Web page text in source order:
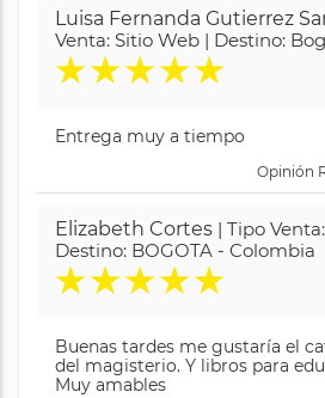
Luisa Fernanda Gutierrez
Venta: Sitio Web | Destino:
★★★★★
Entrega muy a tiempo
Opinión
Elizabeth Cortes | Tipo
Destino: BOGOTA - Colombia
★★★★★
Buenas tardes me gustaría el
del magisterio. Y libros para
Muy amables